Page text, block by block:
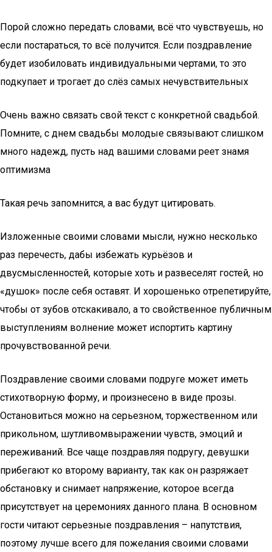
Порой сложно передать словами, всё что чувствуешь, но
если постараться, то всё получится. Если поздравление
будет изобиловать индивидуальными чертами, то это
подкупает и трогает до слёз самых нечувствительных
Очень важно связать свой текст с конкретной свадьбой.
Помните, с днем свадьбы молодые связывают слишком
много надежд, пусть над вашими словами реет знамя
оптимизма
Такая речь запомнится, а вас будут цитировать.
Изложенные своими словами мысли, нужно несколько
раз перечесть, дабы избежать курьёзов и
двусмысленностей, которые хоть и развеселят гостей, но
«душок» после себя оставят. И хорошенько отрепетируйте,
чтобы от зубов отскакивало, а то свойственное публичным
выступлениям волнение может испортить картину
прочувствованной речи.
Поздравление своими словами подруге может иметь
стихотворную форму, и произнесено в виде прозы.
Остановиться можно на серьезном, торжественном или
прикольном, шутливомвыражении чувств, эмоций и
переживаний. Все чаще поздравляя подругу, девушки
прибегают ко второму варианту, так как он разряжает
обстановку и снимает напряжение, которое всегда
присутствует на церемониях данного плана. В основном
гости читают серьезные поздравления – напутствия,
поэтому лучше всего для пожелания своими словами